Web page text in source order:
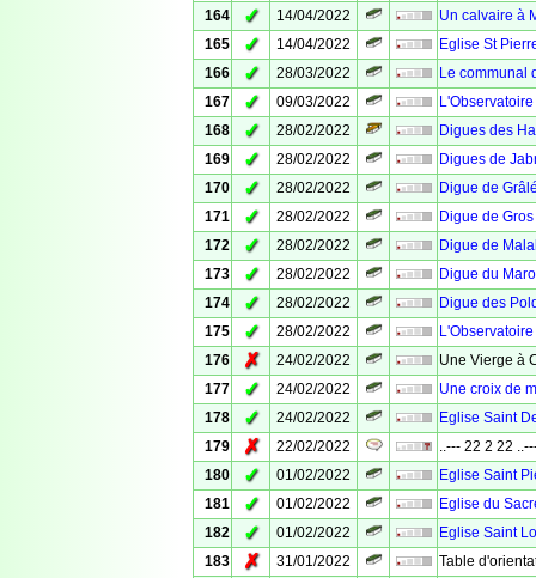
164
✓ 14/04/2022
Un calvaire à
165
✓ 14/04/2022
Eglise St
166
✓ 28/03/2022
Le communal
167
✓ 09/03/2022
168
✓ 28/02/2022
Digues des
169
✓ 28/02/2022
Digues de
170
✓ 28/02/2022
Digue de
171
✓ 28/02/2022
Digue de
172
✓ 28/02/2022
Digue de
173
✓ 28/02/2022
Digue du
174
✓ 28/02/2022
Digue des
175
✓ 28/02/2022
176
✗ 24/02/2022
Une Vierge à
177
✓ 24/02/2022
Une croix de
178
✓ 24/02/2022
Eglise Saint
179
✗ 22/02/2022
..--- 22 2 22
180
✓ 01/02/2022
Eglise Saint
181
✓ 01/02/2022
Eglise du
182
✓ 01/02/2022
Eglise Saint
183
✗ 31/01/2022
Table